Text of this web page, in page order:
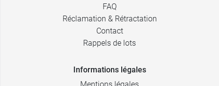
FAQ
Réclamation & Rétractation
Contact
Rappels de lots
Informations légales